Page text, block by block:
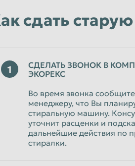
сдать
1
СДЕЛАТЬ ЗВОНОК В
ЭКОРЕКС
Во время звонка сообщите
менеджеру, что Вы
стиральную машину.
уточнит расценки и
дальнейшие действия по
стиралки.